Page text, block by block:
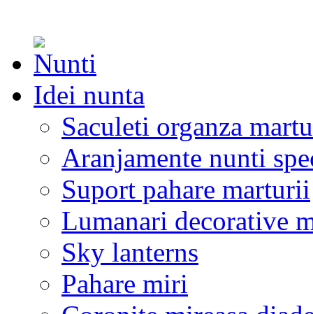
Idei nunta
Saculeti organza
Aranjamente nunti
Suport pahare marturii
Lumanari decorative
Sky lanterns
Pahare miri